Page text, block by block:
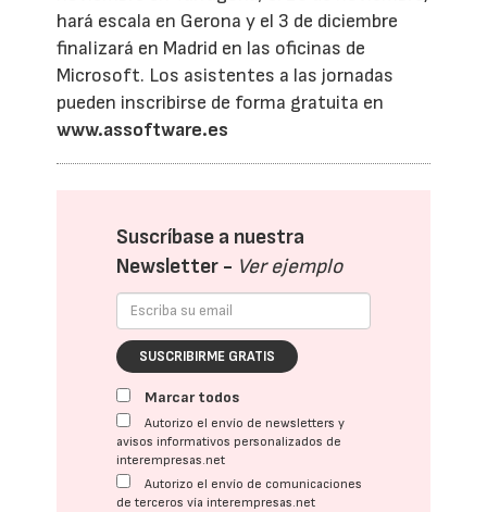
hará escala en Gerona y el 3 de diciembre
finalizará en Madrid en las oficinas de
Microsoft. Los asistentes a las jornadas
pueden inscribirse de forma gratuita en
www.assoftware.es
Suscríbase a nuestra
Newsletter - Ver ejemplo
SUSCRIBIRME GRATIS
Marcar todos
Autorizo el envío de newsletters y
avisos informativos personalizados de
interempresas.net
Autorizo el envío de comunicaciones
de terceros vía interempresas.net